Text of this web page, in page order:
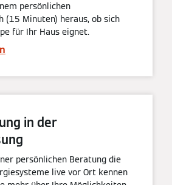
persönlichen
(15 Minuten) heraus, ob sich
für Ihr Haus eignet.
in der
persönlichen Beratung die
live vor Ort kennen